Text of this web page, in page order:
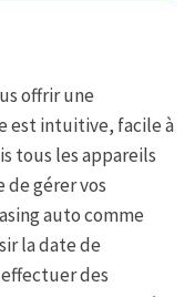
offrir une
est intuitive, facile à
tous les appareils
de gérer vos
auto comme
la date de
des